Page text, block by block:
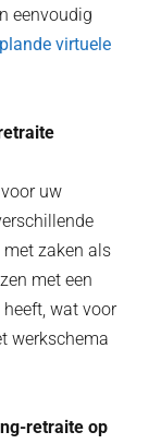
eenvoudig
virtuele
voor uw
zaken als
met een
wat voor
werkschema
retraite op